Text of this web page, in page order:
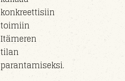
konkreettisiin
toimiin
Itämeren
tilan
parantamiseksi.